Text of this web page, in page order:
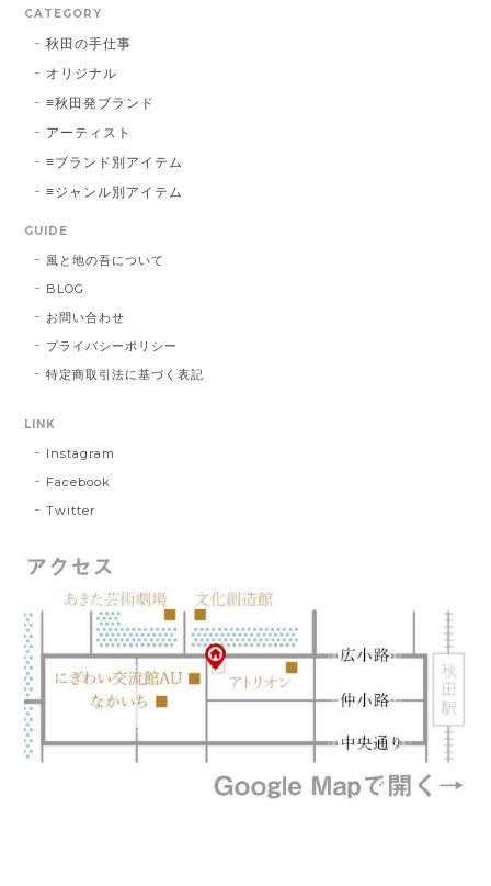
CATEGORY
秋田の手仕事
オリジナル
≡秋田発ブランド
アーティスト
≡ブランド別アイテム
≡ジャンル別アイテム
GUIDE
風と地の吾について
BLOG
お問い合わせ
プライバシーポリシー
特定商取引法に基づく表記
LINK
Instagram
Facebook
Twitter